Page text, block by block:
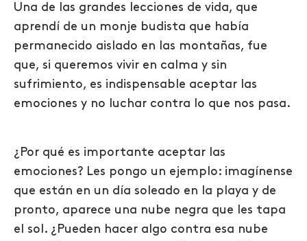
Una de las grandes lecciones de vida, que
aprendí de un monje budista que había
permanecido aislado en las montañas, fue
que, si queremos vivir en calma y sin
sufrimiento, es indispensable aceptar las
emociones y no luchar contra lo que nos pasa.
¿Por qué es importante aceptar las
emociones? Les pongo un ejemplo: imagínense
que están en un día soleado en la playa y de
pronto, aparece una nube negra que les tapa
el sol. ¿Pueden hacer algo contra esa nube